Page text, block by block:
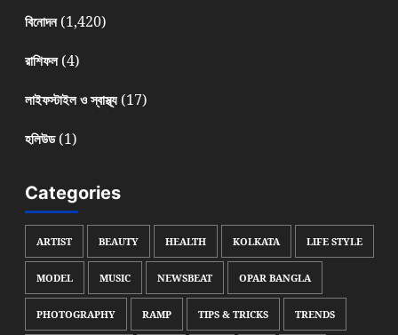
বিনোদন(1,420)
রাশিফল(4)
লাইফস্টাইল ও স্বাস্থ্য(17)
হলিউড(1)
Categories
ARTIST BEAUTY HEALTH KOLKATA LIFE STYLE
MODEL MUSIC NEWSBEAT OPAR BANGLA
PHOTOGRAPHY RAMP TIPS & TRICKS TRENDS